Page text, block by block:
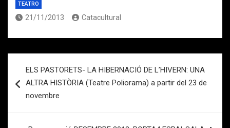
TEATRO
21/11/2013 Catacultural
de
entradas
ELS PASTORETS- LA HIBERNACIÓ DE L’HIVERN: UNA
ALTRA HISTÒRIA (Teatre Poliorama) a partir del 23 de
novembre